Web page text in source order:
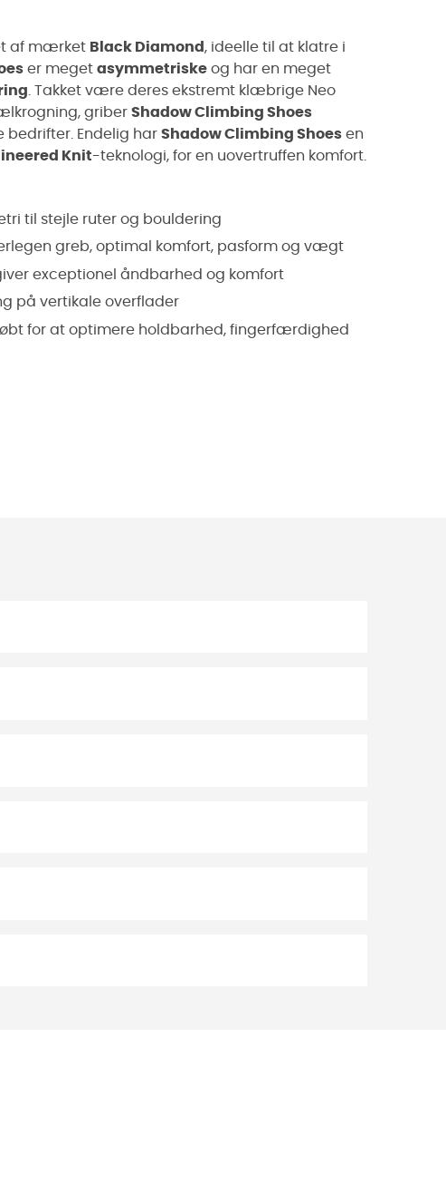
af mærket Black Diamond , ideelle til at klatre i
er meget asymmetriske og har en meget
. Takket være deres ekstremt klæbrige Neo
griber Shadow Climbing Shoes
Endelig har Shadow Climbing Shoes en
Knit-teknologi, for en uovertruffen komfort.
til stejle ruter og bouldering
greb, optimal komfort, pasform og vægt
exceptionel åndbarhed og komfort
på vertikale overflader
for at optimere holdbarhed, fingerfærdighed